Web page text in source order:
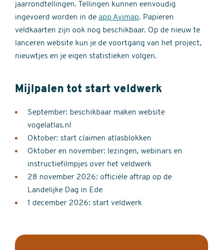
jaarrondtellingen. Tellingen kunnen eenvoudig
ingevoerd worden in de app Avimap. Papieren
veldkaarten zijn ook nog beschikbaar. Op de nieuw te
lanceren website kun je de voortgang van het project,
nieuwtjes en je eigen statistieken volgen.
Mijlpalen tot start veldwerk
September: beschikbaar maken website
vogelatlas.nl
Oktober: start claimen atlasblokken
Oktober en november: lezingen, webinars en
instructiefilmpjes over het veldwerk
28 november 2026: officiële aftrap op de
Landelijke Dag in Ede
1 december 2026: start veldwerk